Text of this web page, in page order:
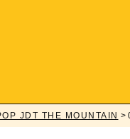
JDT THE MOUNTAIN >